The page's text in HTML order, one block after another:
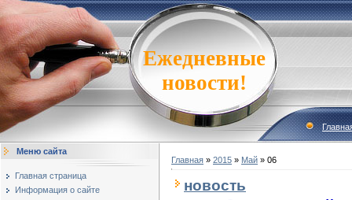
Ежедневные
новости!
Меню сайта
Главная страница
Информация о сайте
Главная » 2015 » Май » 06
новость